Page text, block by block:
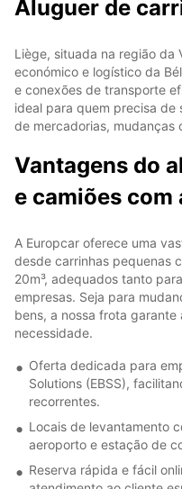
Aluguer de
Liège, situada na região da
económico e logístico da
e conexões de transporte
ideal para quem precisa
de mercadorias, mudanças
Vantagens do
e camiões com
A Europcar oferece uma
desde carrinhas pequenas
20m³, adequados tanto
empresas. Seja para
bens, a nossa frota
necessidade.
Oferta dedicada para
Solutions (EBSS),
recorrentes.
Locais de levantamento
aeroporto e estação de
Reserva rápida e fácil